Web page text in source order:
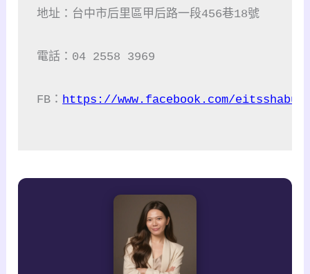
地址：台中市后里區甲后路一段456巷18號
電話：04 2558 3969
FB： https://www.facebook.com/eitsshabu/